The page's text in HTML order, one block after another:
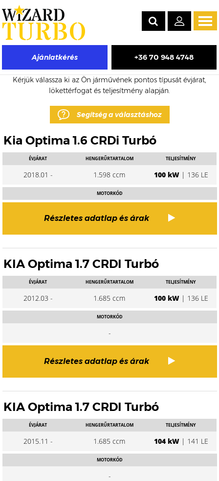
Ajánlatkérés +36 70 948 4748
KIA Optima eladó turbó árak
Kérjük válassza ki az Ön járművének pontos típusát évjárat,
lökettérfogat és teljesítmény alapján.
Segítség a választáshoz
Kia Optima 1.6 CRDi Turbó
ÉVJÁRAT
2018.01 -
HENGERŰRTARTALOM
1.598 ccm
TELJESÍTMÉNY
100 kW| 136 LE
MOTORKÓD
Részletes adatlap és árak
KIA Optima 1.7 CRDI Turbó
ÉVJÁRAT
2012.03 -
HENGERŰRTARTALOM
1.685 ccm
TELJESÍTMÉNY
100 kW| 136 LE
MOTORKÓD
-
Részletes adatlap és árak
KIA Optima 1.7 CRDI Turbó
ÉVJÁRAT
2015.11 -
HENGERŰRTARTALOM
1.685 ccm
TELJESÍTMÉNY
104 kW| 141 LE
MOTORKÓD
-